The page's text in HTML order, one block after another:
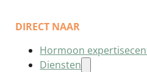
DIRECT NAAR
Hormoon
Diensten